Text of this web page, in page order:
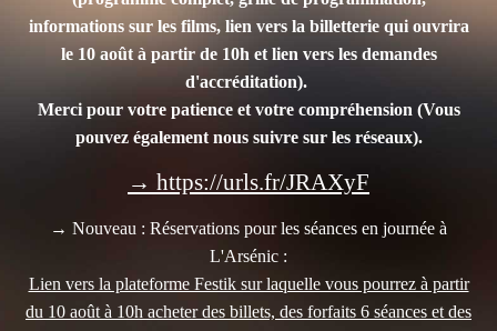
informations sur les films, lien vers la billetterie qui ouvrira
le 10 août à partir de 10h et lien vers les demandes
d'accréditation).
Merci pour votre patience et votre compréhension (Vous
pouvez également nous suivre sur les réseaux).
→ https://urls.fr/JRAXyF
→ Nouveau : Réservations pour les séances en journée à
L'Arsénic :
Lien vers la plateforme Festik sur laquelle vous pourrez à partir
du 10 août à 10h acheter des billets, des forfaits 6 séances et des